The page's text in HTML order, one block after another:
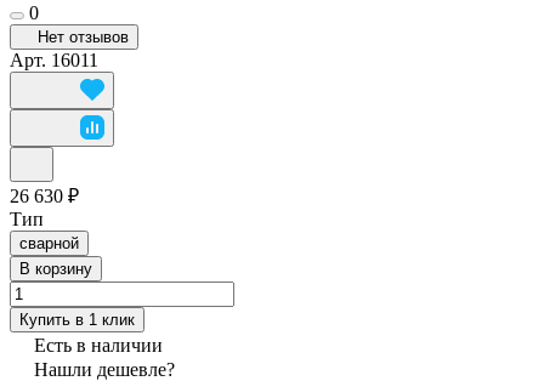
0
Нет отзывов
Арт. 16011
26 630 ₽
Тип
сварной
В корзину
Купить в 1 клик
Есть в наличии
Нашли дешевле?